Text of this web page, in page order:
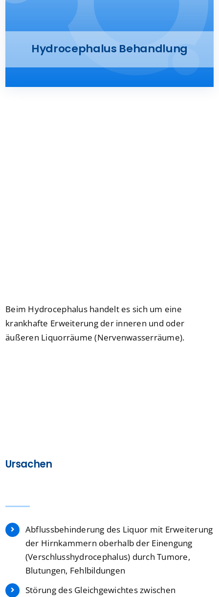
Hydrocephalus Behandlung
Beim Hydrocephalus handelt es sich um eine
krankhafte Erweiterung der inneren und oder
äußeren Liquorräume (Nervenwasserräume).
Ursachen
Abflussbehinderung des Liquor mit Erweiterung
der Hirnkammern oberhalb der Einengung
(Verschlusshydrocephalus) durch Tumore,
Blutungen, Fehlbildungen
Störung des Gleichgewichtes zwischen